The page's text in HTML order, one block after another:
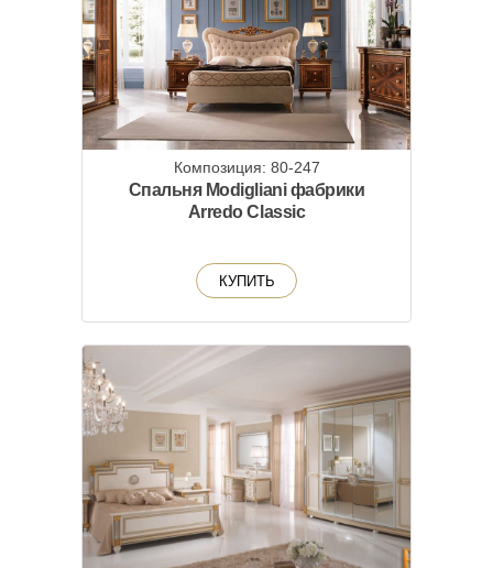
Композиция: 80-247
Спальня Modigliani фабрики
Arredo Classic
КУПИТЬ